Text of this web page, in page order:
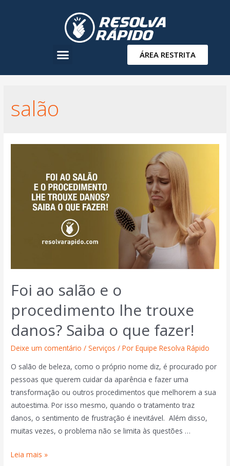
ÁREA RESTRITA
salão
Foi ao salão e o
procedimento lhe trouxe
danos? Saiba o que fazer!
Deixe um comentário /Serviços / PorEquipe Resolva Rápido
O salão de beleza, como o próprio nome diz, é procurado por
pessoas que querem cuidar da aparência e fazer uma
transformação ou outros procedimentos que melhorem a sua
autoestima. Por isso mesmo, quando o tratamento traz
danos, o sentimento de frustração é inevitável. Além disso,
muitas vezes, o problema não se limita às questões …
Leia mais »